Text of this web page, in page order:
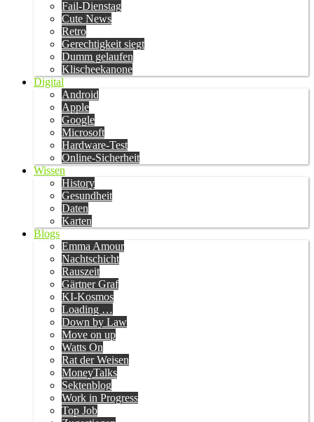
Fail-Dienstag
Cute News
Retro
Gerechtigkeit siegt
Dumm gelaufen
Klischeekanone
Digital
Android
Apple
Google
Microsoft
Hardware-Test
Online-Sicherheit
Wissen
History
Gesundheit
Daten
Karten
Blogs
Emma Amour
Nachtschicht
Rauszeit
Gärtner Graf
KI-Kosmos
Loading …
Down by Law
Move on up
Watts On
Rat der Weisen
MoneyTalks
Sektenblog
Work in Progress
Top Job